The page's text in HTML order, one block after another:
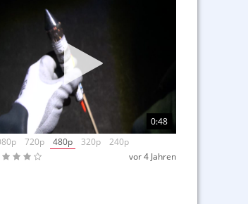
0:48
720p 480p 320p
240p
vor 4 Jahren